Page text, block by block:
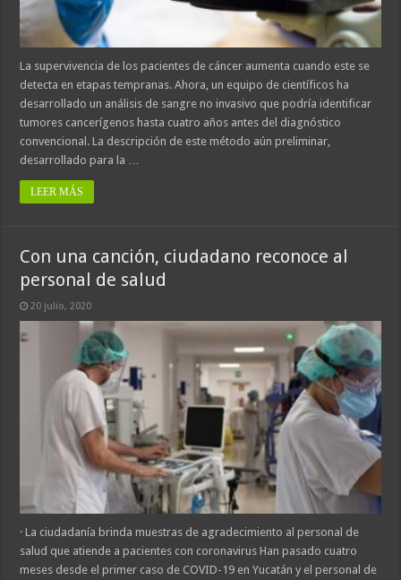
La supervivencia de los pacientes de cáncer aumenta cuando este se
detecta en etapas tempranas. Ahora, un equipo de científicos ha
desarrollado un análisis de sangre no invasivo que podría identificar
tumores cancerígenos hasta cuatro años antes del diagnóstico
convencional. La descripción de este método aún preliminar,
desarrollado para la …
LEER MÁS
Con una canción, ciudadano reconoce al
personal de salud
20 julio, 2020
· La ciudadanía brinda muestras de agradecimiento al personal de
salud que atiende a pacientes con coronavirus Han pasado cuatro
meses desde el primer caso de COVID-19 en Yucatán y el personal de